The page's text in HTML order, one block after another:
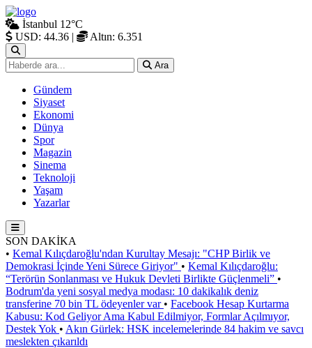
İstanbul 12°C
USD: 44.36 | Altın: 6.351
Ara
Gündem
Siyaset
Ekonomi
Dünya
Spor
Magazin
Sinema
Teknoloji
Yaşam
Yazarlar
SON DAKİKA
• Kemal Kılıçdaroğlu'ndan Kurultay Mesajı: "CHP Birlik ve
Demokrasi İçinde Yeni Sürece Giriyor" • Kemal Kılıçdaroğlu:
“Terörün Sonlanması ve Hukuk Devleti Birlikte Güçlenmeli” •
Bodrum'da yeni sosyal medya modası: 10 dakikalık deniz
transferine 70 bin TL ödeyenler var • Facebook Hesap Kurtarma
Kabusu: Kod Geliyor Ama Kabul Edilmiyor, Formlar Açılmıyor,
Destek Yok • Akın Gürlek: HSK incelemelerinde 84 hakim ve savcı
meslekten çıkarıldı